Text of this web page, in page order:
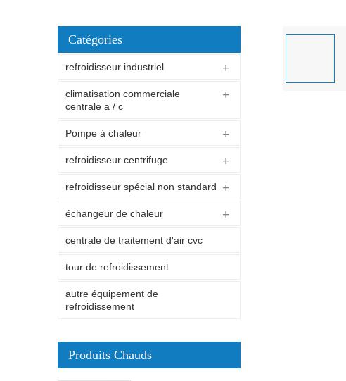
Catégories
refroidisseur industriel
climatisation commerciale
centrale a / c
Pompe à chaleur
refroidisseur centrifuge
refroidisseur spécial non standard
échangeur de chaleur
centrale de traitement d'air cvc
tour de refroidissement
autre équipement de
refroidissement
Produits Chauds